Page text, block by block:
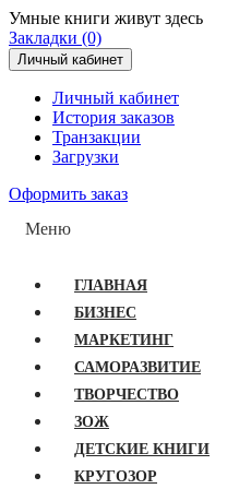
Умные книги живут здесь
Закладки (0)
Личный кабинет
Личный кабинет
История заказов
Транзакции
Загрузки
Оформить заказ
Меню
ГЛАВНАЯ
БИЗНЕС
МАРКЕТИНГ
САМОРАЗВИТИЕ
ТВОРЧЕСТВО
ЗОЖ
ДЕТСКИЕ КНИГИ
КРУГОЗОР